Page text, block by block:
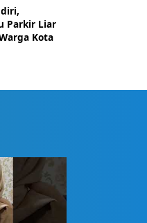
Parkir Liar
Kota